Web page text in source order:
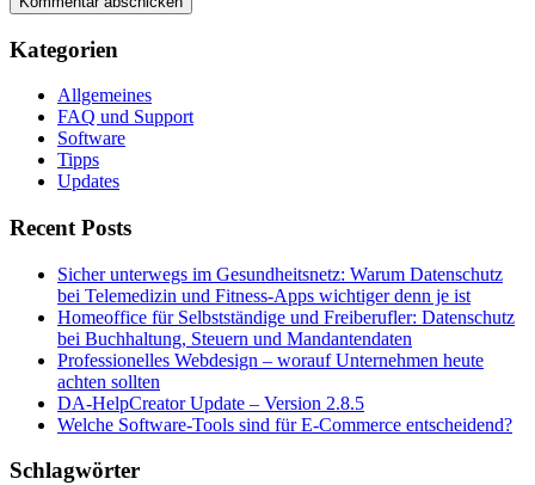
Kategorien
Allgemeines
FAQ und Support
Software
Tipps
Updates
Recent Posts
Sicher unterwegs im Gesundheitsnetz: Warum Datenschutz
bei Telemedizin und Fitness-Apps wichtiger denn je ist
Homeoffice für Selbstständige und Freiberufler: Datenschutz
bei Buchhaltung, Steuern und Mandantendaten
Professionelles Webdesign – worauf Unternehmen heute
achten sollten
DA-HelpCreator Update – Version 2.8.5
Welche Software-Tools sind für E-Commerce entscheidend?
Schlagwörter